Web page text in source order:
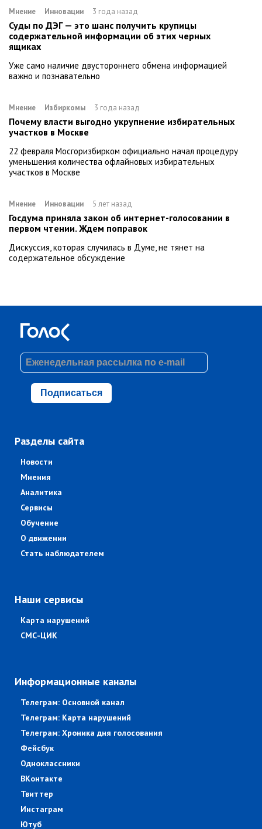
Мнение Инновации 3 года назад
Суды по ДЭГ — это шанс получить крупицы
содержательной информации об этих черных
ящиках
Уже само наличие двустороннего обмена информацией
важно и познавательно
Мнение Избиркомы 3 года назад
Почему власти выгодно укрупнение избирательных
участков в Москве
22 февраля Мосгоризбирком официально начал процедуру
уменьшения количества офлайновых избирательных
участков в Москве
Мнение Инновации 5 лет назад
Госдума приняла закон об интернет-голосовании в
первом чтении. Ждем поправок
Дискуссия, которая случилась в Думе, не тянет на
содержательное обсуждение
Подписаться
Разделы сайта
Новости
Мнения
Аналитика
Сервисы
Обучение
О движении
Стать наблюдателем
Наши сервисы
Карта нарушений
СМС-ЦИК
Информационные каналы
Телеграм: Основной канал
Телеграм: Карта нарушений
Телеграм: Хроника дня голосования
Фейсбук
Одноклассники
ВКонтакте
Твиттер
Инстаграм
Ютуб